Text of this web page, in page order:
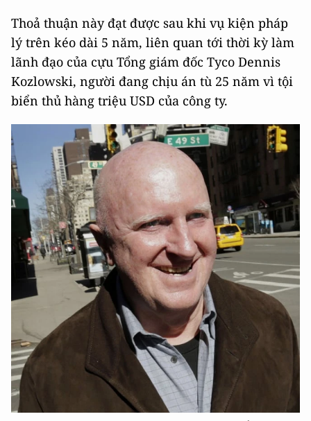
Thoả thuận này đạt được sau khi vụ kiện pháp
lý trên kéo dài 5 năm, liên quan tới thời kỳ làm
lãnh đạo của cựu Tổng giám đốc Tyco Dennis
Kozlowski, người đang chịu án tù 25 năm vì tội
biển thủ hàng triệu USD của công ty.